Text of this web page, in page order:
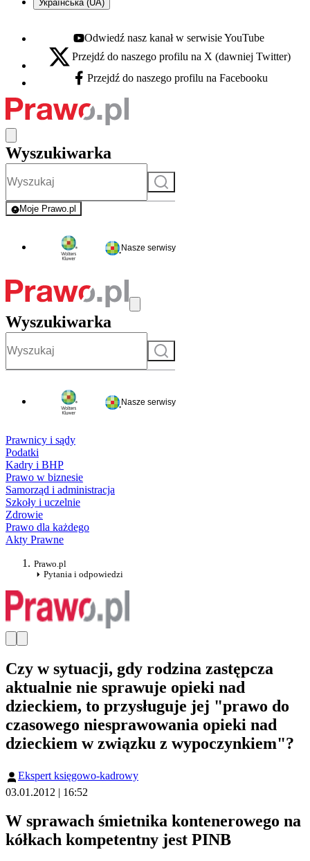
Українська (UA)
Youtube - otwiera się w nowej karcie
Odwiedź nasz kanał w serwisie YouTube
X - otwiera się w nowej karcie
Przejdź do naszego profilu na X (dawniej Twitter)
Facebook - otwiera się w nowej karcie
Przejdź do naszego profilu na Facebooku
Wyszukiwarka
Szukaj
Moje Prawo.pl
- rejestracja i logowanie do serwisu
Nasze serwisy
Wyszukiwarka
Szukaj
Nasze serwisy
Prawnicy i sądy
Podatki
Kadry i BHP
Prawo w biznesie
Samorząd i administracja
Szkoły i uczelnie
Zdrowie
Prawo dla każdego
Akty Prawne
Prawo.pl
Pytania i odpowiedzi
Czy w sytuacji, gdy rodzina zastępcza
aktualnie nie sprawuje opieki nad
dzieckiem, to przysługuje jej "prawo do
czasowego niesprawowania opieki nad
dzieckiem w związku z wypoczynkiem"?
Ekspert księgowo-kadrowy
03.01.2012 | 16:52
W sprawach śmietnika kontenerowego na
kółkach kompetentny jest PINB